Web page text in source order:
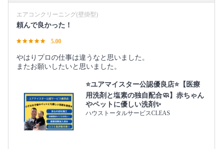
エアコンクリーニング(壁掛型)
頼んで良かった！
5.00
やはりプロの仕事は違うなと思いました。
またお願いしたいと思いました。
⭐️ユアマイスター公認優良店⭐️【医療
用洗剤と塩素の独自配合🧼】赤ちゃん
やペットに優しい洗剤✨
ハウストータルサービスCLEAS